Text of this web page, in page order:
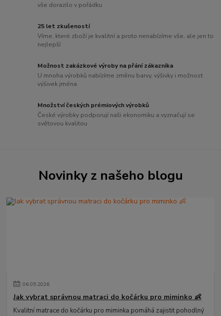
vše dorazilo v pořádku
25 let zkušeností
Víme, které zboží je kvalitní a proto nenabízíme vše, ale jen to
nejlepší
Možnost zakázkové výroby na přání zákazníka
U mnoha výrobků nabízíme změnu barvy, výšivky i možnost
výšivek jména
Množství českých prémiových výrobků
České výrobky podporují naši ekonomiku a vyznačují se
světovou kvalitou
Novinky z našeho blogu
06.05.2026
Jak vybrat správnou matraci do kočárku pro miminko 👶
Kvalitní matrace do kočárku pro miminka pomáhá zajistit pohodlný